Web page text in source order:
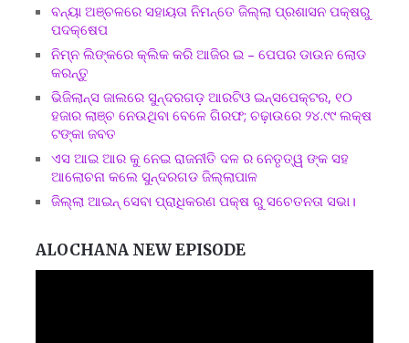
ବନ୍ୟା ଅଞ୍ଚଳରେ ସହାୟତା ନିମନ୍ତେ ଜିଲ୍ଲା ପ୍ରଶାସନ ପକ୍ଷରୁ
ପଦକ୍ଷେପ
ନିମ୍ନ ଲିଙ୍କରେ କ୍ଲିକ କରି ଆଜିର ଇ – ପେପର ଡାଉନ ଲୋଡ
କରନ୍ତୁ
ଭିଜିଲାନ୍ସ ଜାଲରେ ସୁନ୍ଦରଗଡ଼ ଆରଟିଓ ଇନ୍ସପେକ୍ଟର, ୧୦
ହଜାର ଲାଞ୍ଚ ନେଉଥିବା ବେଳେ ଗିରଫ; ଚଢ଼ାଉରେ ୨୪.୯୯ ଲକ୍ଷ
ଟଙ୍କା ଜବତ
ଏସ ଆଇ ଆର କୁ ନେଇ ରାଜନୀତି ଦଳ ର ନେତୃତ୍ୱ ଙ୍କ ସହ
ଆଲୋଚନା କଲେ ସୁନ୍ଦରଗଡ ଜିଲ୍ଲାପାଳ
ଜିଲ୍ଲା ଆଇନ୍ ସେବା ପ୍ରାଧିକରଣ ପକ୍ଷ ରୁ ସଚେତନତା ସଭା।
ALOCHANA NEW EPISODE